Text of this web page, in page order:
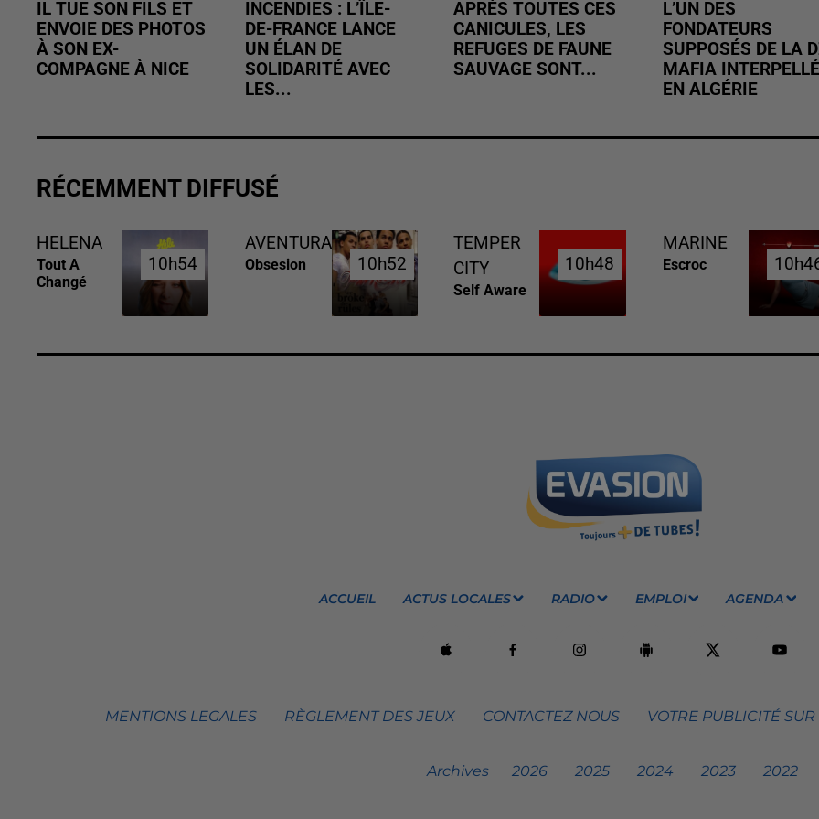
IL TUE SON FILS ET
ENVOIE DES PHOTOS
À SON EX-
COMPAGNE À NICE
INCENDIES : L’ÎLE-
DE-FRANCE LANCE
UN ÉLAN DE
SOLIDARITÉ AVEC
LES...
APRÈS TOUTES CES
CANICULES, LES
REFUGES DE FAUNE
SAUVAGE SONT...
L’UN DES
FONDATEURS
SUPPOSÉS DE LA
MAFIA INTERPELLÉ
EN ALGÉRIE
RÉCEMMENT DIFFUSÉ
HELENA
Tout A
Changé
10h54
10h54
AVENTURA
Obsesion 10h52
10h52
TEMPER
CITY
Self Aware
10h48
10h48
MARINE
Escroc
ACCUEIL ACTUS LOCALES RADIO EMPLOI AGENDA
MENTIONS LEGALES RÈGLEMENT DES JEUX CONTACTEZ NOUS VOTRE PUBLICITÉ
Archives 2026 2025 2024 2023 2022